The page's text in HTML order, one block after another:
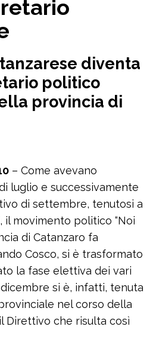
diventa
politico
provincia di
– Come avevano
luglio e successivamente
di settembre, tenutosi a
il movimento politico “Noi
di Catanzaro fa
Cosco, si è trasformato
la fase elettiva dei vari
si è, infatti, tenuta
nel corso della
Direttivo che risulta così